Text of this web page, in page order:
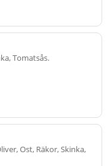
Tomatsås.
Ost, Räkor, Skinka,